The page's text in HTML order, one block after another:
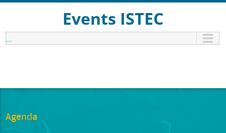
Events ISTEC
...
Agenda
1:00 am